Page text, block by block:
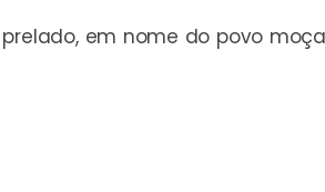
em nome do povo